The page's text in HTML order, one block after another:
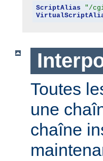
ScriptAlias "/
Toutes
une
chaîne